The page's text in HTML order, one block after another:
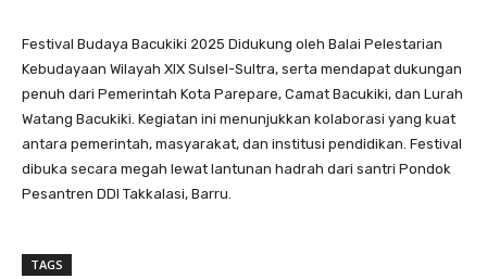
Festival Budaya Bacukiki 2025 Didukung oleh Balai Pelestarian
Kebudayaan Wilayah XIX Sulsel-Sultra, serta mendapat dukungan
penuh dari Pemerintah Kota Parepare, Camat Bacukiki, dan Lurah
Watang Bacukiki. Kegiatan ini menunjukkan kolaborasi yang kuat
antara pemerintah, masyarakat, dan institusi pendidikan. Festival
dibuka secara megah lewat lantunan hadrah dari santri Pondok
Pesantren DDI Takkalasi, Barru.
TAGS